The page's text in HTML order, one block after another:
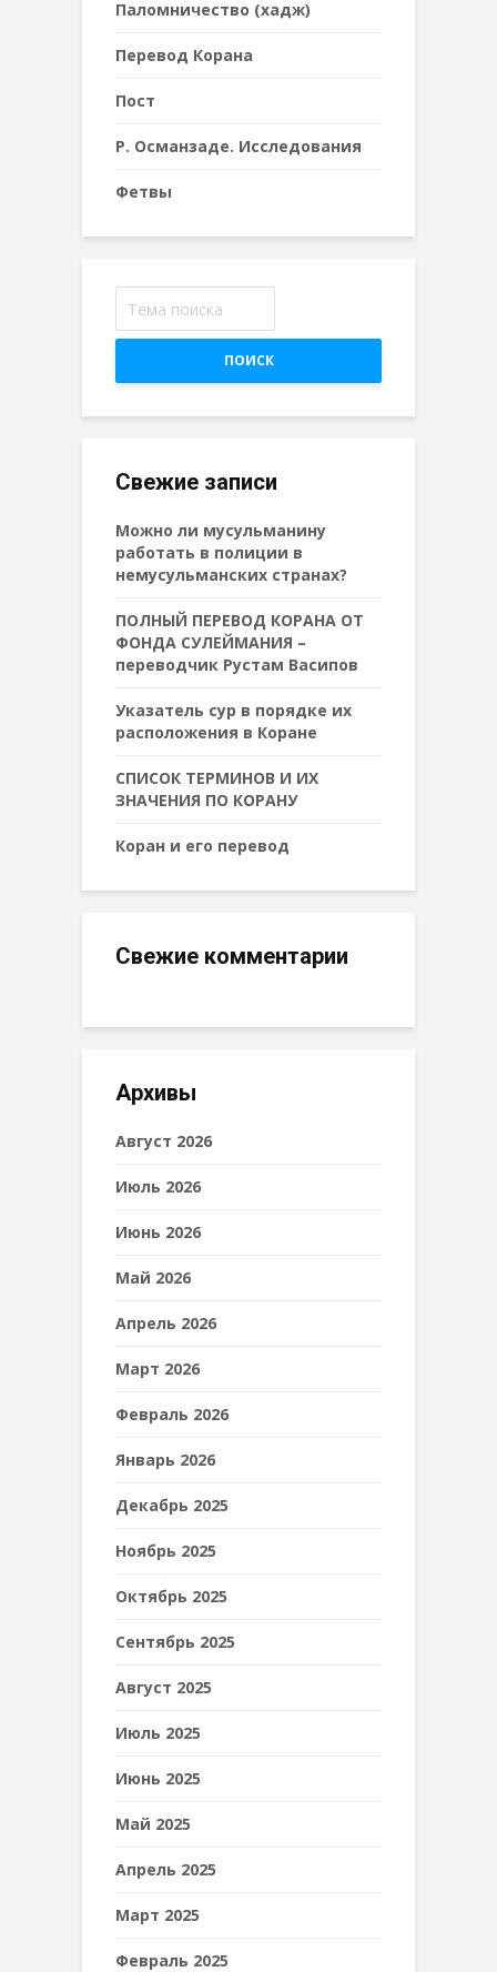
Паломничество (хадж)
Перевод Корана
Пост
Р. Османзаде. Исследования
Фетвы
ПОИСК
Свежие записи
Можно ли мусульманину
работать в полиции в
немусульманских странах?
ПОЛНЫЙ ПЕРЕВОД КОРАНА ОТ
ФОНДА СУЛЕЙМАНИЯ –
переводчик Рустам Васипов
Указатель сур в порядке их
расположения в Коране
СПИСОК ТЕРМИНОВ И ИХ
ЗНАЧЕНИЯ ПО КОРАНУ
Коран и его перевод
Свежие комментарии
Архивы
Август 2026
Июль 2026
Июнь 2026
Май 2026
Апрель 2026
Март 2026
Февраль 2026
Январь 2026
Декабрь 2025
Ноябрь 2025
Октябрь 2025
Сентябрь 2025
Август 2025
Июль 2025
Июнь 2025
Май 2025
Апрель 2025
Март 2025
Февраль 2025